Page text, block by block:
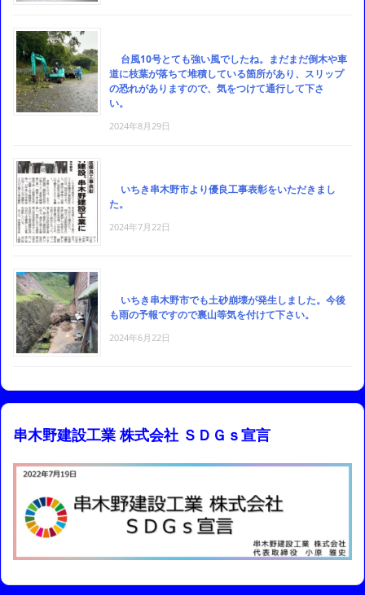
台風10号とても強い風でしたね。まだまだ倒木や車
道に枝葉が落ちて堆積している箇所があり、スリップ
の恐れがありますので、気をつけて通行して下さ
い。
2024年8月29日
いちき串木野市より優良工事表彰をいただきまし
た。
2024年7月22日
いちき串木野市でも土砂崩壊が発生しました。今後
も雨の予報ですので裏山等気を付けて下さい。
2024年6月22日
串木野建設工業 株式会社 ＳＤＧｓ宣言